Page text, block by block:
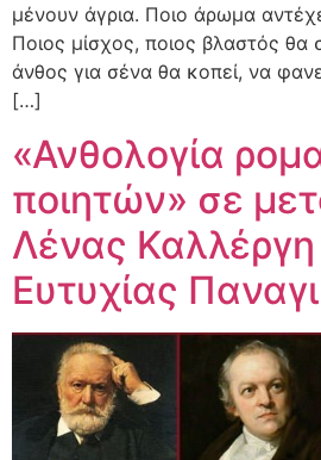
μένουν άγρια. Ποιο άρωμα
Ποιος μίσχος, ποιος βλαστός θα
άνθος για σένα θα κοπεί, να
[…]
«Ανθολογία
ποιητών» σε
Λένας Καλλέργη
Ευτυχίας